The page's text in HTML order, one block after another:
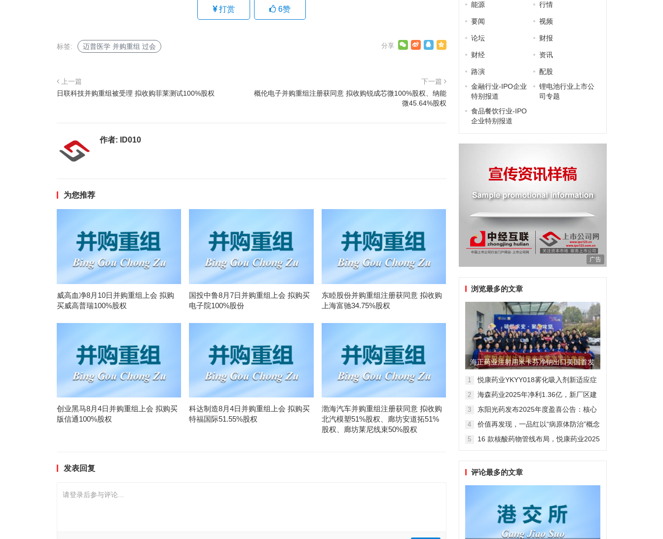
打赏 6赞
标签: 迈普医学 并购重组 过会
上一篇
日联科技并购重组被受理 拟收购菲莱测试100%股权
下一篇
概伦电子并购重组注册获同意 拟收购锐成芯微100%股权、纳能
微45.64%股权
作者: ID010
为您推荐
威高血净8月10日并购重组上会 拟购
买威高普瑞100%股权
国投中鲁8月7日并购重组上会 拟购买
电子院100%股份
东睦股份并购重组注册获同意 拟收购
上海富驰34.75%股权
创业黑马8月4日并购重组上会 拟购买
版信通100%股权
科达制造8月4日并购重组上会 拟购买
特福国际51.55%股权
渤海汽车并购重组注册获同意 拟收购
北汽模塑51%股权、廊坊安道拓51%
股权、廊坊莱尼线束50%股权
发表回复
请登录后参与评论...
能源 行情
要闻 视频
论坛 财报
财经 资讯
路演
配股
金融行业-IPO企业
特别报道
锂电池行业上市公
司专题
食品餐饮行业-IPO
企业特别报道
广告
浏览最多的文章
海正药业注射用米卡芬净钠出口美国首发
制剂全球化迈出关键一步
1
悦康药业YKYY018雾化吸入剂新适应症
感染防治
2
海森药业2025年净利1.36亿，新厂区建
3
东阳光药发布2025年度盈喜公告：核心
维度
4
价值再发现，一品红以“病原体防治”概念
5
16 款核酸药物管线布局，悦康药业2025
评论最多的文章